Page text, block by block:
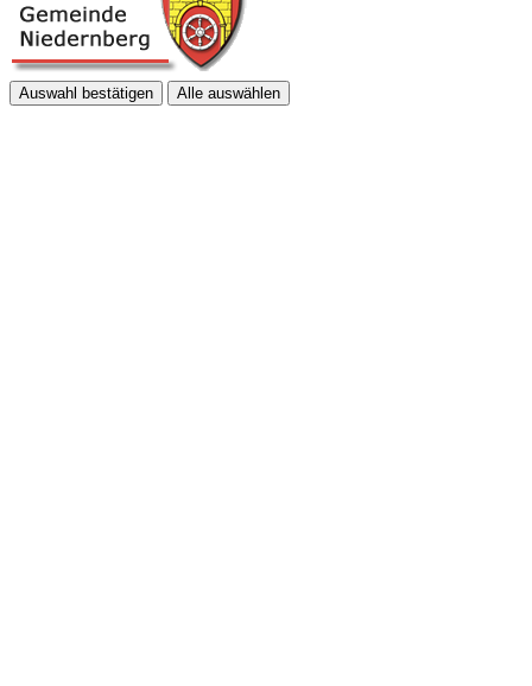
Auswahl bestätigen Alle auswählen